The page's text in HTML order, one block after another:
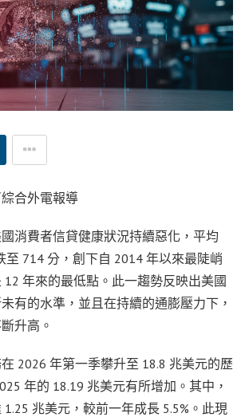
綜合外電報導
消費者信貸健康狀況持續惡化，平均
至 714 分，創下自 2014 年以來最陡峭
12 年來的最低點。此一趨勢反映出美國
有的水準，並且在持續的通膨壓力下，
升高。
2026 年第一季攀升至 18.8 兆美元的歷
年的 18.19 兆美元有所增加。其中，
兆美元，較前一年成長 5.5%。此現